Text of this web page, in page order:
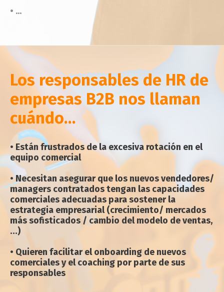
• ...
Los responsables de HR de
empresas B2B nos llaman
cuándo…
• Están frustrados de la excesiva rotación en el
equipo comercial
• Necesitan asegurar que los nuevos vendedores/
managers contratados tengan las capacidades
comerciales adecuadas para sostener la
estrategia empresarial (crecimiento/ mercados
más sofisticados / cambio del modelo de ventas,
…)
• Quieren facilitar el onboarding de nuevos
comerciales y el coaching por parte de sus
responsables